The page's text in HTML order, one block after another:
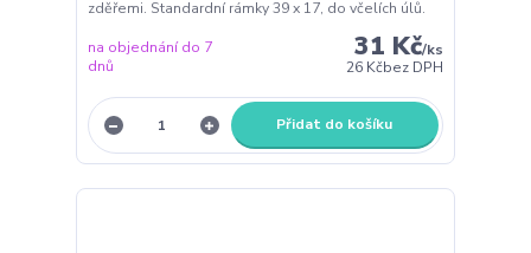
zděřemi. Standardní rámky 39 x 17, do včelích úlů.
31 Kč/ks
26 Kčbez DPH
na objednání do 7
dnů
Přidat do košíku